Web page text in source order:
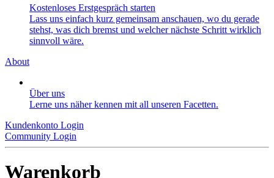
Kostenloses Erstgespräch starten
Lass uns einfach kurz gemeinsam anschauen, wo du gerade
stehst, was dich bremst und welcher nächste Schritt wirklich
sinnvoll wäre.
About
Über uns
Lerne uns näher kennen mit all unseren Facetten.
Kundenkonto Login
Community Login
Warenkorb